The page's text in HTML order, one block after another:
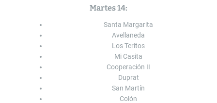
Martes 14:
Santa Margarita
Avellaneda
Los Teritos
Mi Casita
Cooperación II
Duprat
San Martín
Colón